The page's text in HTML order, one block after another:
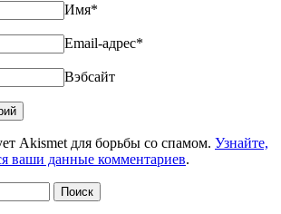
Имя*
Email-адрес*
Вэбсайт
Akismet для борьбы со спамом. Узнайте,
ваши данные комментариев.
Поиск